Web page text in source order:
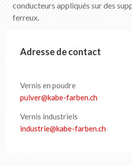
conducteurs appliqués sur des
ferreux.
Adresse de contact
Vernis en poudre
pulver@kabe-farben.ch
Vernis industriels
industrie@kabe-farben.ch